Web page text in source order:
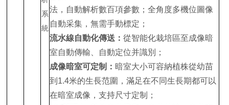
法，自動解析數百項參數；全角度多機位圖像
自動采集，無需手動標定；
流水線自動化傳送：從智能化栽培區至成像暗
室自動傳輸、自動定位并識別；
成像暗室可定制： 暗室大小可容納植株從幼苗
到1.4米的生長范圍，滿足在不同生長期都可以
在暗室成像，支持尺寸定制；